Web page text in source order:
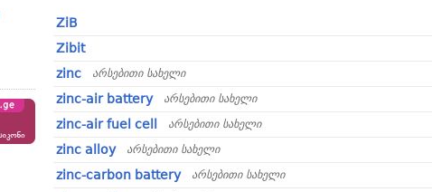
ZiB
Zibit
zinc
არსებითი სახელი
zinc-air battery არსებითი სახელი
zinc-air fuel cell არსებითი სახელი
zinc alloy არსებითი სახელი
zinc-carbon battery არსებითი სახელი